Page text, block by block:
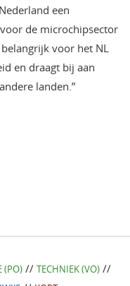
een
de microchipsector
voor het NL
en draagt bij aan
landen.”
(PO)// TECHNIEK (VO)//